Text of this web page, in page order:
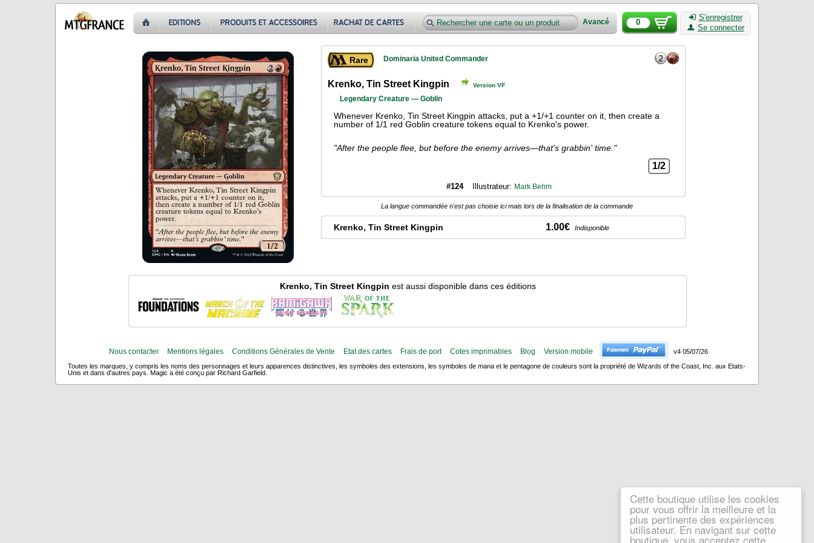
Cette boutique utilise les cookies
pour vous offrir la meilleure et la
plus pertinente des expériences
utilisateur. En navigant sur cette
boutique, vous acceptez cette
Avancé 0
S'enregistrer
Se connecter
Rare Dominaria United Commander
Krenko, Tin Street Kingpin Version VF
Legendary Creature — Goblin
Whenever Krenko, Tin Street Kingpin attacks, put a +1/+1 counter on it, then create a
number of 1/1 red Goblin creature tokens equal to Krenko's power.
"After the people flee, but before the enemy arrives—that's grabbin' time."
1/2
#124 Illustrateur: Mark Behm
La langue commandée n'est pas choisie ici mais lors de la finalisation de la commande
Krenko, Tin Street Kingpin 1.00€ Indisponible
Krenko, Tin Street Kingpin est aussi disponible dans ces éditions
Nous contacter Mentions légales Conditions Générales de Vente Etat des cartes Frais de port Cotes imprimables Blog Version mobile
v4 05/07/26
Toutes les marques, y compris les noms des personnages et leurs apparences distinctives, les symboles des extensions, les symboles de mana et le pentagone de couleurs sont la propriété de Wizards of the Coast, Inc. aux Etats-
Unis et dans d'autres pays. Magic a été conçu par Richard Garfield.